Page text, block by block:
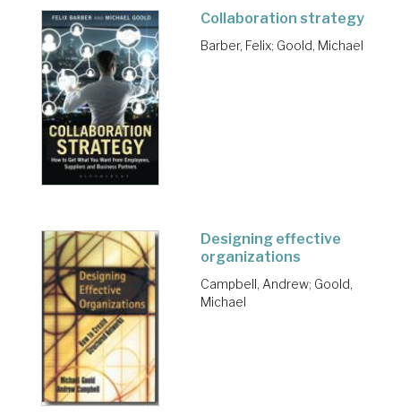
Collaboration strategy
Barber, Felix; Goold, Michael
Designing effective
organizations
Campbell, Andrew; Goold,
Michael